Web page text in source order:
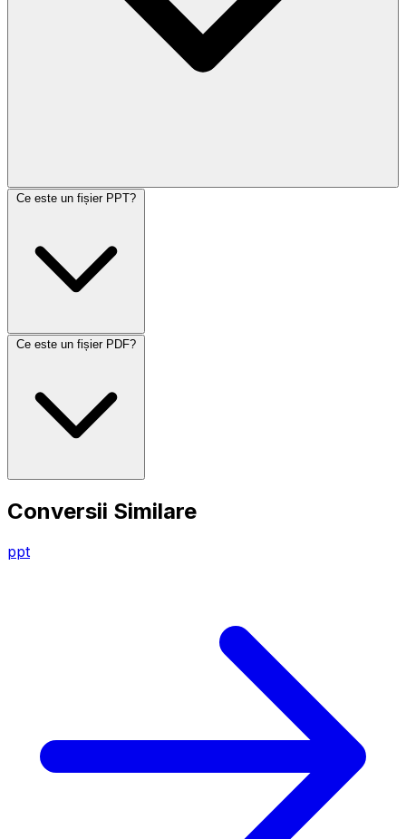
Ce este un fișier PPT?
Ce este un fișier PDF?
Conversii Similare
ppt